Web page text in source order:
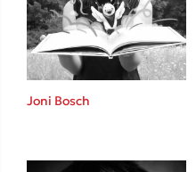
Joni Bosch